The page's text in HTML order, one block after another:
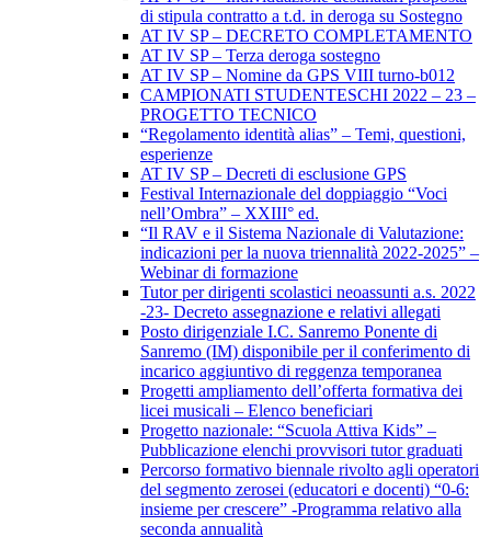
di stipula contratto a t.d. in deroga su Sostegno
AT IV SP – DECRETO COMPLETAMENTO
AT IV SP – Terza deroga sostegno
AT IV SP – Nomine da GPS VIII turno-b012
CAMPIONATI STUDENTESCHI 2022 – 23 –
PROGETTO TECNICO
“Regolamento identità alias” – Temi, questioni,
esperienze
AT IV SP – Decreti di esclusione GPS
Festival Internazionale del doppiaggio “Voci
nell’Ombra” – XXIII° ed.
“Il RAV e il Sistema Nazionale di Valutazione:
indicazioni per la nuova triennalità 2022-2025” –
Webinar di formazione
Tutor per dirigenti scolastici neoassunti a.s. 2022
-23- Decreto assegnazione e relativi allegati
Posto dirigenziale I.C. Sanremo Ponente di
Sanremo (IM) disponibile per il conferimento di
incarico aggiuntivo di reggenza temporanea
Progetti ampliamento dell’offerta formativa dei
licei musicali – Elenco beneficiari
Progetto nazionale: “Scuola Attiva Kids” –
Pubblicazione elenchi provvisori tutor graduati
Percorso formativo biennale rivolto agli operatori
del segmento zerosei (educatori e docenti) “0-6:
insieme per crescere” -Programma relativo alla
seconda annualità